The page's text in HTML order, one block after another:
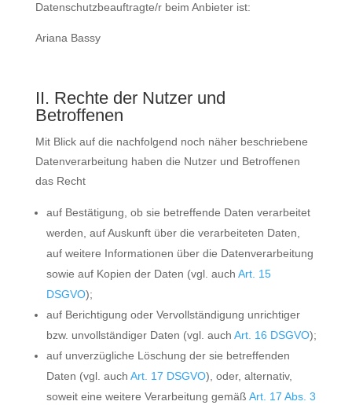
Datenschutzbeauftragte/r beim Anbieter ist:
Ariana Bassy
II. Rechte der Nutzer und
Betroffenen
Mit Blick auf die nachfolgend noch näher beschriebene
Datenverarbeitung haben die Nutzer und Betroffenen
das Recht
auf Bestätigung, ob sie betreffende Daten verarbeitet
werden, auf Auskunft über die verarbeiteten Daten,
auf weitere Informationen über die Datenverarbeitung
sowie auf Kopien der Daten (vgl. auch Art. 15
DSGVO);
auf Berichtigung oder Vervollständigung unrichtiger
bzw. unvollständiger Daten (vgl. auch Art. 16 DSGVO);
auf unverzügliche Löschung der sie betreffenden
Daten (vgl. auch Art. 17 DSGVO), oder, alternativ,
soweit eine weitere Verarbeitung gemäß Art. 17 Abs. 3